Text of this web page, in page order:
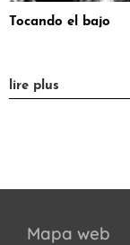
Tocando el bajo
lire plus
Mapa web